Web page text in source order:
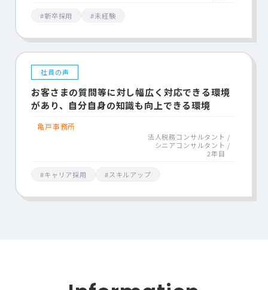
#新卒採用 #未経験
社員の声
お客さまの質問等に対し幅広く対応できる環境
があり、自分自身の知識も向上できる環境
亀戸事務所
法人税務コンサルタント
シニアコンサルタント
2年目
#キャリア採用 #スキルアップ